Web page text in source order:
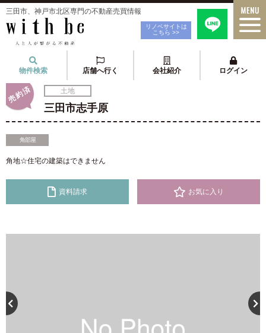
三田市、神戸市北区専門の不動産売買情報
リノベサイトは
こちら >>
物件検索 店舗へ行く 会社紹介 ログイン
売約済 土地
三田市志手原
角部屋
角地☆住宅の建築はできません
資料請求 お気に入り